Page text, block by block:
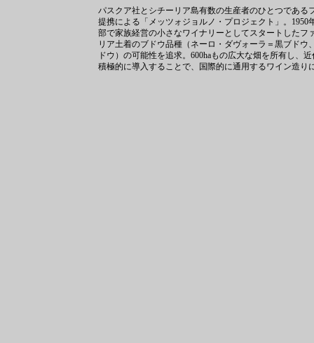
パスクア社とシチーリア島有数の生産者のひとつである
提携による「メッツォジョルノ・プロジェクト」。1950
部で家族経営の小さなワイナリーとしてスタートしたフ
リア土着のブドウ品種（ネーロ・ダヴォーラ＝黒ブドウ
ドウ）の可能性を追求。600haもの広大な畑を所有し、
積極的に導入することで、国際的に通用するワイン造り